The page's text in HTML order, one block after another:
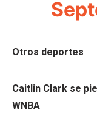
Otros deportes
Caitlin Clark se
WNBA